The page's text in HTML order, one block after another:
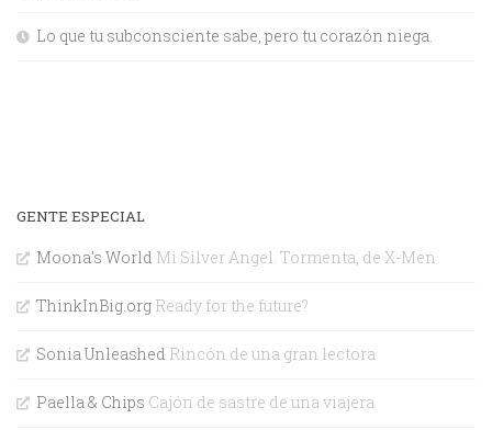
Lo que tu subconsciente sabe, pero tu corazón niega.
GENTE ESPECIAL
Moona's World Mi Silver Angel. Tormenta, de X-Men
ThinkInBig.org Ready for the future?
Sonia Unleashed Rincón de una gran lectora
Paella & Chips Cajón de sastre de una viajera